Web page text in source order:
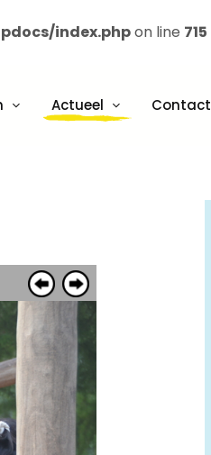
index.phpon line 715
Actueel Contact